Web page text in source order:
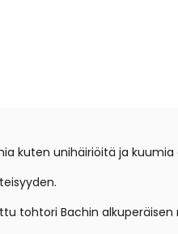
kuten unihäiriöitä ja kuumia
tohtori Bachin